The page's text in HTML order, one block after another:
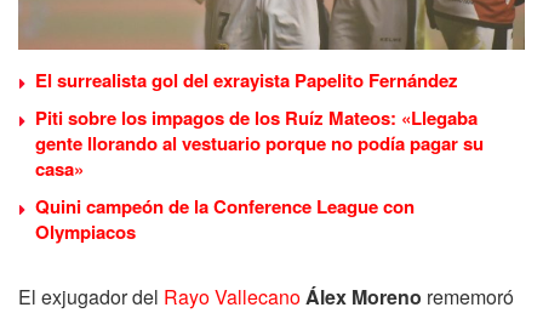
El surrealista gol del exrayista Papelito Fernández
Piti sobre los impagos de los Ruíz Mateos: «Llegaba
gente llorando al vestuario porque no podía pagar su
casa»
Quini campeón de la Conference League con
Olympiacos
El exjugador del Rayo VallecanoÁlex Moreno rememoró